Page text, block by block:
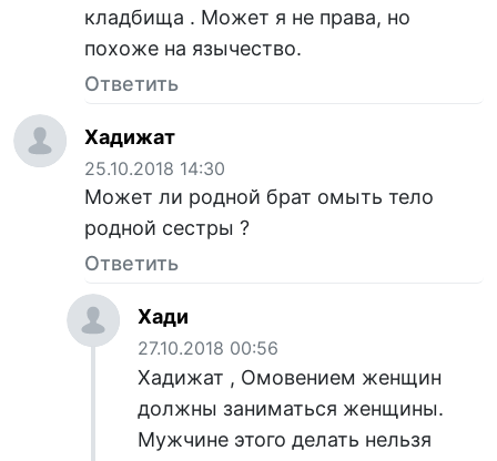
кладбища . Может я не права, но
похоже на язычество.
Ответить
Хадижат
25.10.2018 14:30
Может ли родной брат омыть тело
родной сестры ?
Ответить
Хади
27.10.2018 00:56
Хадижат , Омовением женщин
должны заниматься женщины.
Мужчине этого делать нельзя